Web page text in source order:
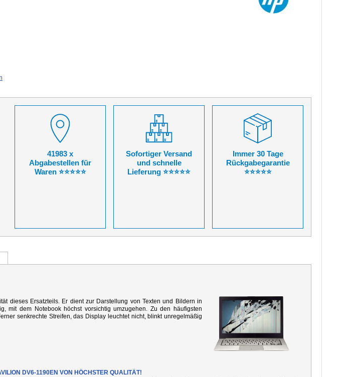
41983 x
Abgabestellen für
Waren ⭐⭐⭐⭐⭐
Sofortiger Versand
und schnelle
Lieferung ⭐⭐⭐⭐⭐
Immer 30 Tage
Rückgabegarantie
⭐⭐⭐⭐⭐
dieses Ersatzteils. Er dient zur Darstellung von Texten und Bildern in
mit dem Notebook höchst vorsichtig umzugehen. Zu den häufigsten
senkrechte Streifen, das Display leuchtet nicht, blinkt unregelmäßig
DV6-1190EN VON HÖCHSTER QUALITÄT!